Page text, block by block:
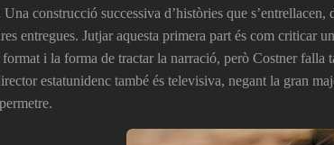
construcció successiva d’històries que
entregues. Jutjar aquesta primera part és com criticar
i la forma de tractar la narració, però Costner falla
estatunidenc també és televisiva, negant la gran